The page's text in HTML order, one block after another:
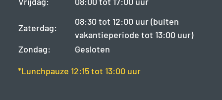
Zaterdag:
08:30 tot 12:00 uur (buiten
vakantieperiode tot 13:00 uur)
Zondag:
Gesloten
*Lunchpauze 12:15 tot 13:00 uur